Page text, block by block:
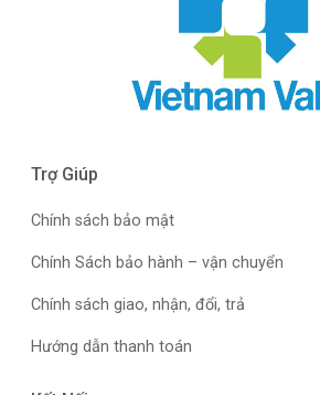
Trợ Giúp
Chính sách bảo mật
Chính Sách bảo hành – vận chuyển
Chính sách giao, nhận, đổi, trả
Hướng dẫn thanh toán